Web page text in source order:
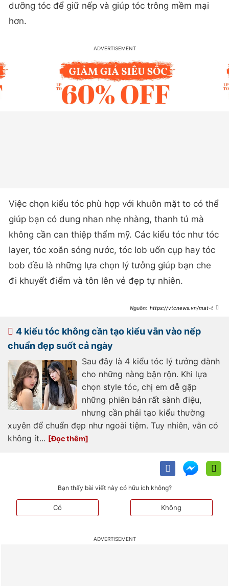
dưỡng tóc để giữ nếp và giúp tóc trông mềm mại
hơn.
Việc chọn kiểu tóc phù hợp với khuôn mặt to có thể
giúp bạn có dung nhan nhẹ nhàng, thanh tú mà
không cần can thiệp thẩm mỹ. Các kiểu tóc như tóc
layer, tóc xoăn sóng nước, tóc lob uốn cụp hay tóc
bob đều là những lựa chọn lý tưởng giúp bạn che
đi khuyết điểm và tôn lên vẻ đẹp tự nhiên.
https://vtcnews.vn/mat-to-
4 kiểu tóc không cần tạo kiểu vẫn vào nếp
chuẩn đẹp suốt cả ngày
Sau đây là 4 kiểu tóc lý tưởng dành
cho những nàng bận rộn. Khi lựa
chọn style tóc, chị em dễ gặp
những phiên bản rất sành điệu,
nhưng cần phải tạo kiểu thường
xuyên để chuẩn đẹp như ngoài tiệm. Tuy nhiên, vẫn có
không ít...
Bạn thấy bài viết này có hữu ích không?
Có Không